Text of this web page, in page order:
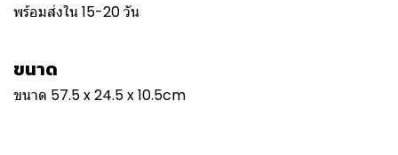
พร้อมส่งใน 15-20 วัน
ขนาด
ขนาด 57.5 x 24.5 x 10.5cm